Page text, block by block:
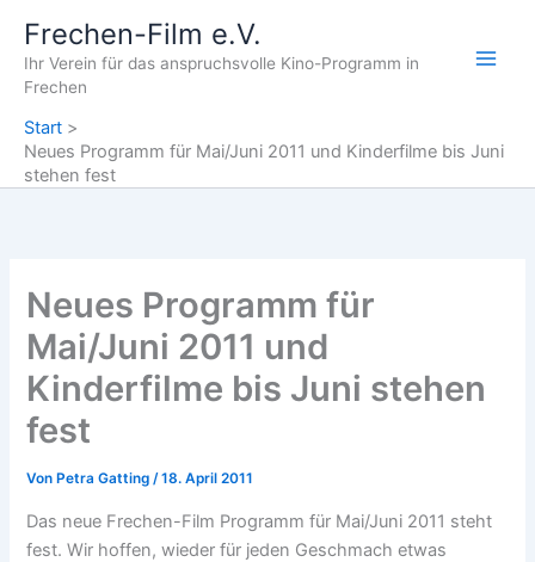
Inhalt
springen
Frechen-Film e.V.
Ihr Verein für das anspruchsvolle Kino-Programm in
Frechen
Start
Neues Programm für Mai/Juni 2011 und Kinderfilme bis Juni
stehen fest
Neues Programm für
Mai/Juni 2011 und
Kinderfilme bis Juni stehen
fest
Von Petra Gatting/18. April 2011
Das neue Frechen-Film Programm für Mai/Juni 2011 steht
fest. Wir hoffen, wieder für jeden Geschmach etwas